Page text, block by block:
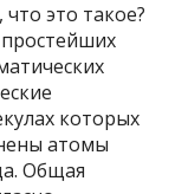
это такое?
которых
атомы
Общая